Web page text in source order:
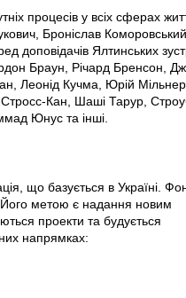
процесів у всіх сферах
Броніслав Коморовський,
доповідачів Ялтинських
Браун, Річард Бренсон,
Леонід Кучма, Юрій Мільнер,
Стросс-Кан, Шаші Тарур,
Юнус та інші.
що базується в Україні.
Його метою є надання новим
проекти та будується
напрямках: